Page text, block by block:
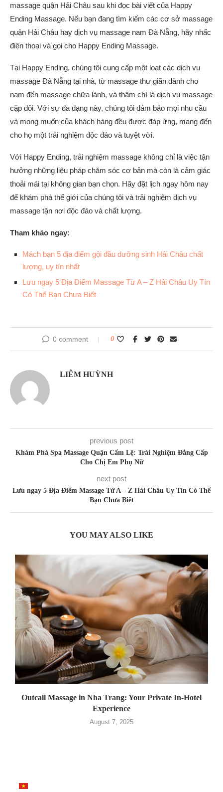
massage quận Hải Châu sau khi đọc bài viết của Happy
Ending Massage. Nếu bạn đang tìm kiếm các cơ sở massage
quận Hải Châu hay dịch vụ massage nam Đà Nẵng, hãy nhấc
điện thoại và gọi cho Happy Ending Massage.
Tại Happy Ending, chúng tôi cung cấp một loạt các dịch vụ
massage Đà Nẵng tại nhà, từ massage thư giãn dành cho
nam đến massage chữa lành, và thậm chí là dịch vụ massage
cặp đôi. Với sự đa dạng này, chúng tôi đảm bảo mọi nhu cầu
và mong muốn của khách hàng đều được đáp ứng, mang đến
cho họ một trải nghiệm độc đáo và tuyệt vời.
Với Happy Ending, trải nghiệm massage không chỉ là việc tận
hưởng những liệu pháp chăm sóc cơ bản mà còn là cảm giác
thoải mái tại không gian bạn chọn. Hãy đặt lịch ngay hôm nay
để khám phá thế giới của chúng tôi và trải nghiệm dịch vụ
massage tận nơi độc đáo và chất lượng.
Tham khảo ngay:
Mách bạn 5 địa điểm gội đầu dưỡng sinh Hải Châu chất
lượng, uy tín nhất
Lưu ngay 5 Địa Điểm Massage Từ A – Z Hải Châu Uy Tín
Có Thể Bạn Chưa Biết
0 comment 0
LIÊM HUỲNH
previous post
Khám Phá Spa Massage Quận Cẩm Lệ: Trải Nghiệm Đẳng Cấp
Cho Chị Em Phụ Nữ
next post
Lưu ngay 5 Địa Điểm Massage Từ A – Z Hải Châu Uy Tín Có Thể
Bạn Chưa Biết
YOU MAY ALSO LIKE
Outcall Massage in Nha Trang: Your Private In-Hotel
Experience
August 7, 2025